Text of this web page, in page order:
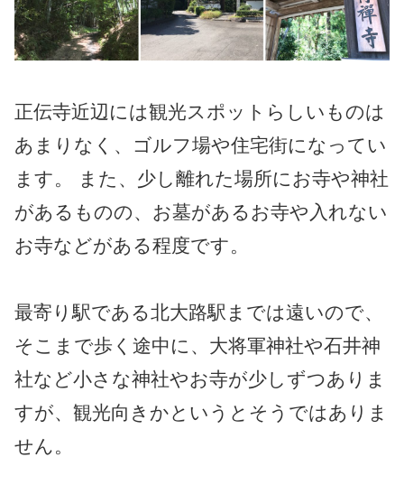
正伝寺近辺には観光スポットらしいものは
あまりなく、ゴルフ場や住宅街になってい
ます。 また、少し離れた場所にお寺や神社
があるものの、お墓があるお寺や入れない
お寺などがある程度です。
最寄り駅である北大路駅までは遠いので、
そこまで歩く途中に、大将軍神社や石井神
社など小さな神社やお寺が少しずつありま
すが、観光向きかというとそうではありま
せん。